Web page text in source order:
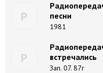
Р
песни
1981
Р
встречались
Зап. 07. 87г